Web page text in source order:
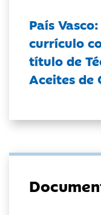
País
currículo
título de
Aceites de